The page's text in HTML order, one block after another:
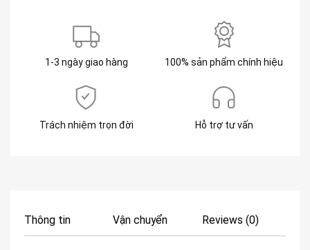
1-3 ngày giao hàng 100% sản phẩm chính hiệu
Trách nhiệm trọn đời Hỗ trợ tư vấn
Thông tin Vận chuyển Reviews (0)